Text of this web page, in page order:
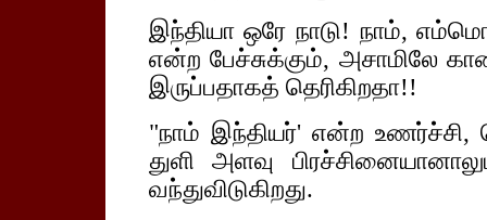
இந்தியா ஒரே நாடு! நாம்,
என்ற பேச்சுக்கும், அசாமிலே
இருப்பதாகத் தெரிகிறதா!!
"நாம் இந்தியர்' என்ற உணர்ச்சி,
துளி அளவு
வந்துவிடுகிறது.